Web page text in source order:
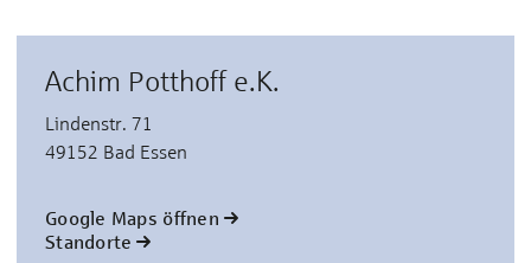
Achim Potthoff e.K.
Lindenstr. 71
49152 Bad Essen
Google Maps öffnen
Standorte